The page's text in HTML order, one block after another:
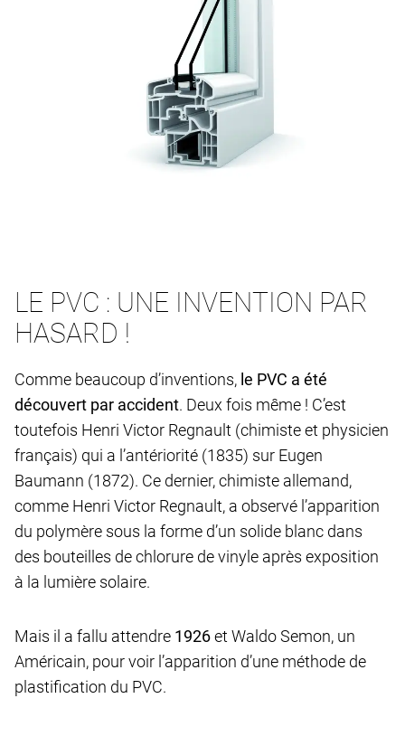
LE PVC : UNE INVENTION PAR
HASARD !
Comme beaucoup d’inventions, le PVC a été
découvert par accident. Deux fois même ! C’est
toutefois Henri Victor Regnault (chimiste et physicien
français) qui a l’antériorité (1835) sur Eugen
Baumann (1872). Ce dernier, chimiste allemand,
comme Henri Victor Regnault, a observé l’apparition
du polymère sous la forme d’un solide blanc dans
des bouteilles de chlorure de vinyle après exposition
à la lumière solaire.
Mais il a fallu attendre 1926et Waldo Semon, un
Américain, pour voir l’apparition d’une méthode de
plastification du PVC.